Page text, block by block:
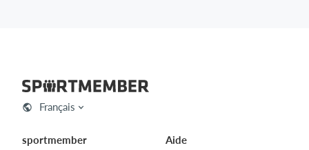
Français
sportmember
Aide